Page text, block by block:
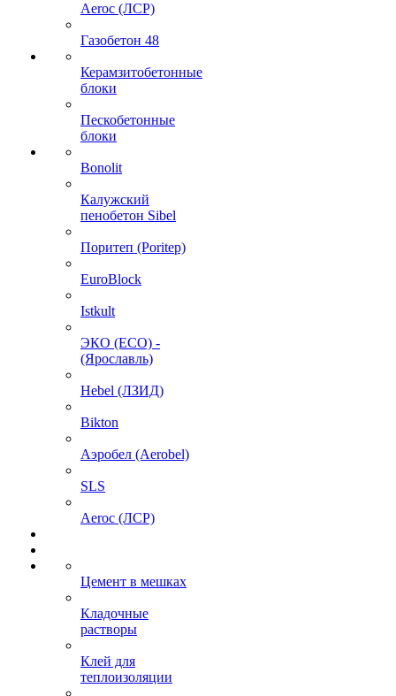
Aeroc (ЛСР)
Газобетон 48
Керамзитобетонные
блоки
Пескобетонные
блоки
Bonolit
Калужский
пенобетон Sibel
Поритеп (Poritep)
EuroBlock
Istkult
ЭКО (ECO) -
(Ярославль)
Hebel (ЛЗИД)
Bikton
Аэробел (Aerobel)
SLS
Aeroc (ЛСР)
Цемент в мешках
Кладочные
растворы
Клей для
теплоизоляции